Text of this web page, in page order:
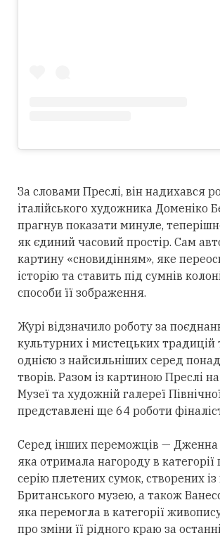
За словами Преслі, він надихався
італійського художника Доменіко
прагнув показати минуле,
як єдиний часовий простір. Сам
картину «сновидінням», яке
історію та ставить під сумнів
способи її зображення.
Журі відзначило роботу за
культурних і мистецьких традицій
однією з найсильніших серед
творів. Разом із картиною Преслі
Музеї та художній галереї
представлені ще 64 роботи
Серед інших переможців — Дженна
яка отримала нагороду в категорії
серію плетених сумок, створених із
Британського музею, а також
яка перемогла в категорії
про зміни її рідного краю за